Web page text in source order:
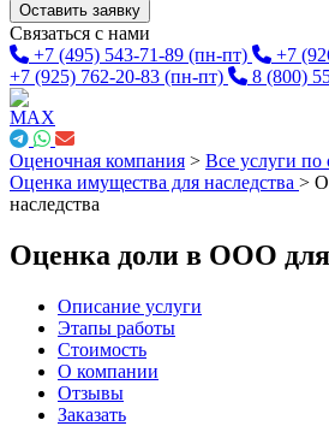
Оставить заявку
Связаться с нами
+7 (495) 543-71-89 (пн-пт) +7
+7 (925) 762-20-83 (пн-пт) 8 (800)
Оценочная компания > Все услуги по
Оценка имущества для наследства >
наследства
Оценка доли в ООО для
Описание услуги
Этапы работы
Стоимость
О компании
Отзывы
Заказать